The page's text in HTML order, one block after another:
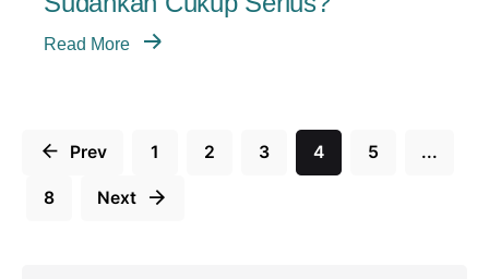
Read More
Prev 1 2 3 4 5 ...
8 Next